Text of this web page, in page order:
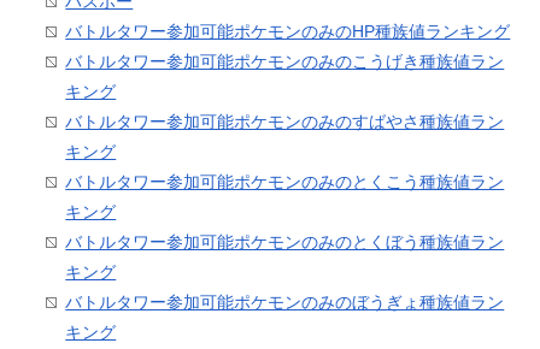
バトルタワー参加可能ポケモンのみのHP種族値ランキング
バトルタワー参加可能ポケモンのみのこうげき種族値ラン
キング
バトルタワー参加可能ポケモンのみのすばやさ種族値ラン
キング
バトルタワー参加可能ポケモンのみのとくこう種族値ラン
キング
バトルタワー参加可能ポケモンのみのとくぼう種族値ラン
キング
バトルタワー参加可能ポケモンのみのぼうぎょ種族値ラン
キング